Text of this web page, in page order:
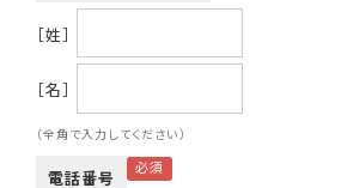
［姓］
［名］
（全角で入力してください）
電話番号